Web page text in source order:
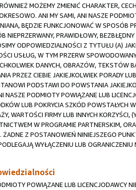
MOŻEMY ZMIENIĆ CHARAKTER,
ANI MY SAMI, ANI NASZE
BĘDZIE FUNKCJONOWAĆ W SPOSÓB
NIEPRZERWANY, PRAWIDŁOWY,
ODPOWIEDZIALNOŚCI Z TYTUŁU (A)
USŁUG, W TYM PRZERW
DANYCH, OBRAZÓW, TEKSTÓW
PRZEZ CIEBIE JAKIEJKOLWIEK PORADY
PODSTAWI DO POWSTANIA
NASZE PODMIOTY POWIĄZANE LUB
LUB POKRYCIA SZKÓD POWSTAŁYCH
WARTOŚCI FIRMY LUB INNYCH
W PROGRAMIE PARTNERSKIM,
ŻADNE Z POSTANOWIEŃ NINIEJSZEGO
WYŁĄCZENIU LUB
POWIĄZANE LUB LICENCJODAWCY